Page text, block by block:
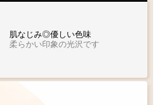
肌なじみ◎優しい色味
柔らかい印象の光沢です